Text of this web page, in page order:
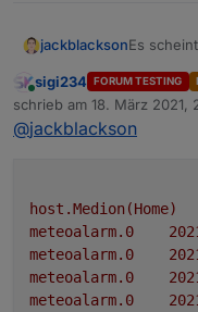
jackblacksonEs
Objekte
grad
Online
sigi234 FORUM TESTING
schrieb am 18. März 2021,
zuletzt editiert von sigi234
@jackblackson
host.Medion(Home)
meteoalarm.0
meteoalarm.0
meteoalarm.0
meteoalarm.0